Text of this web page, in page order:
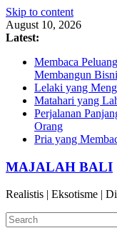
Skip to content
August 10, 2026
Latest:
Membaca
Membangun
Lelaki yang
Matahari yang
Perjalanan
Orang
Pria yang
MAJALAH BALI
Realistis | Eksotisme |